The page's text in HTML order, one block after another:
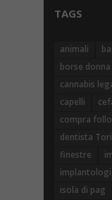
TAGS
animali
borse donna
cannabis
capelli
compra
dentista
finestre
isola di pag